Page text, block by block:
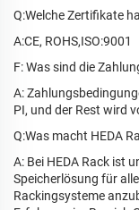
Q:Welche Zertifikate
A:CE, ROHS,ISO:9001
F: Was sind die
A:
PI, und der Rest wird
Q:Was macht HEDA
A: Bei HEDA Rack ist
Speicherlösung für
Rackingsysteme